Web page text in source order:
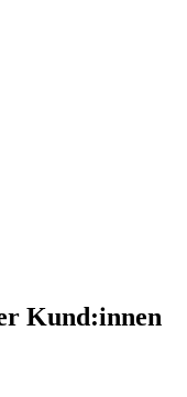
Kund:innen